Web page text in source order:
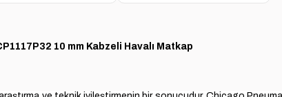
10 mm Kabzeli Havalı Matkap